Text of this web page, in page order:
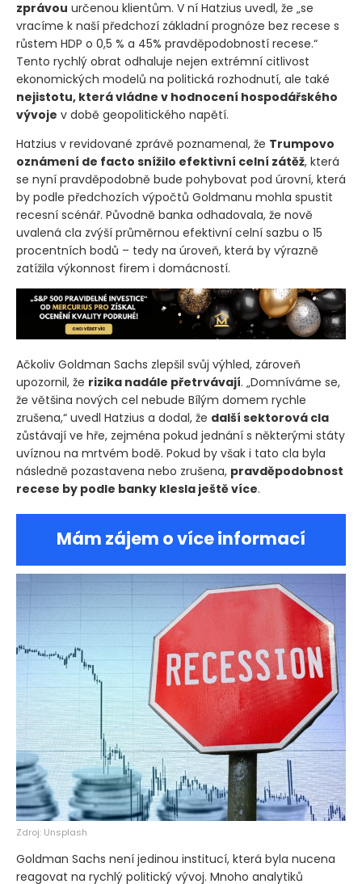
zprávou určenou klientům. V ní Hatzius uvedl, že „se
vracíme k naší předchozí základní prognóze bez recese s
růstem HDP o 0,5 % a 45% pravděpodobností recese.“
Tento rychlý obrat odhaluje nejen extrémní citlivost
ekonomických modelů na politická rozhodnutí, ale také
nejistotu, která vládne v hodnocení hospodářského
vývoje v době geopolitického napětí.
Hatzius v revidované zprávě poznamenal, že Trumpovo
oznámení de facto snížilo efektivní celní zátěž, která
se nyní pravděpodobně bude pohybovat pod úrovní, která
by podle předchozích výpočtů Goldmanu mohla spustit
recesní scénář. Původně banka odhadovala, že nově
uvalená cla zvýší průměrnou efektivní celní sazbu o 15
procentních bodů – tedy na úroveň, která by výrazně
zatížila výkonnost firem i domácností.
Ačkoliv Goldman Sachs zlepšil svůj výhled, zároveň
upozornil, že rizika nadále přetrvávají. „Domníváme se,
že většina nových cel nebude Bílým domem rychle
zrušena,“ uvedl Hatzius a dodal, že další sektorová cla
zůstávají ve hře, zejména pokud jednání s některými státy
uvíznou na mrtvém bodě. Pokud by však i tato cla byla
následně pozastavena nebo zrušena, pravděpodobnost
recese by podle banky klesla ještě více.
Mám zájem o více informací
Zdroj: Unsplash
Goldman Sachs není jedinou institucí, která byla nucena
reagovat na rychlý politický vývoj. Mnoho analytiků